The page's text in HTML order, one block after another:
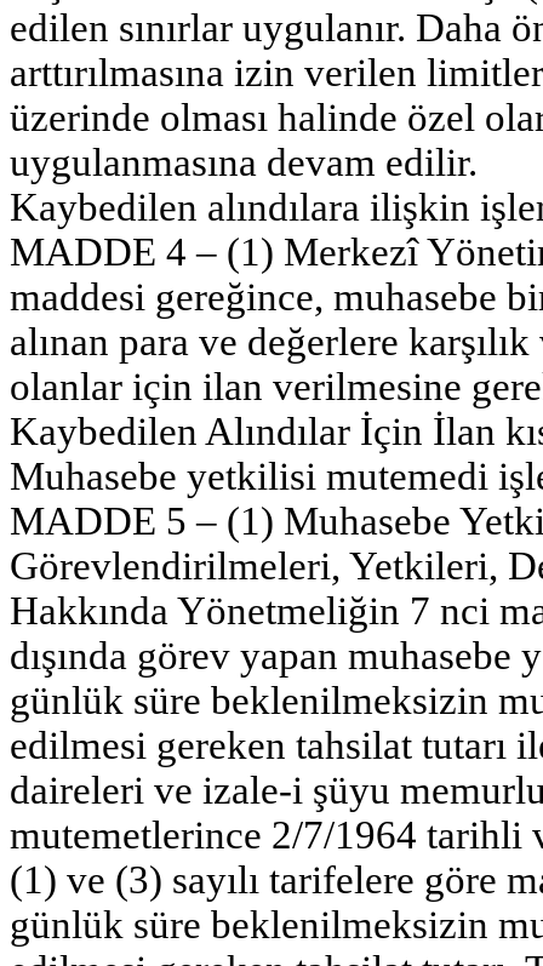
edilen sınırlar uygulanır. Daha
arttırılmasına izin verilen
üzerinde olması halinde özel
uygulanmasına devam edilir.
Kaybedilen alındılara ilişkin
MADDE 4 – (1) Merkezî
maddesi gereğince, muhasebe
alınan para ve değerlere
olanlar için ilan verilmesine
Kaybedilen Alındılar İçin İlan
Muhasebe yetkilisi mutemedi
MADDE 5 – (1) Muhasebe
Görevlendirilmeleri, Yetkileri,
Hakkında Yönetmeliğin 7 nci
dışında görev yapan
günlük süre beklenilmeksizin
edilmesi gereken tahsilat tutarı
daireleri ve izale-i şüyu
mutemetlerince 2/7/1964 tarihli
(1) ve (3) sayılı tarifelere göre
günlük süre beklenilmeksizin